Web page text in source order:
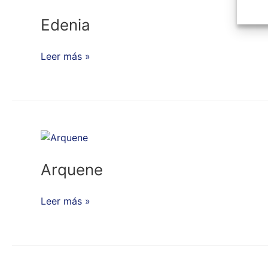
Edenia
Leer más »
Arquene
Arquene
Leer más »